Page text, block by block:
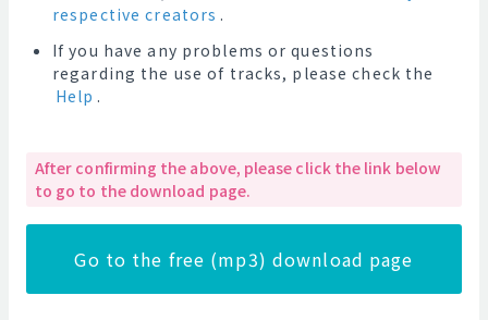
respective creators .
If you have any problems or questions
regarding the use of tracks, please check the
Help .
After confirming the above, please click the link below
to go to the download page.
Go to the free (mp3) download page